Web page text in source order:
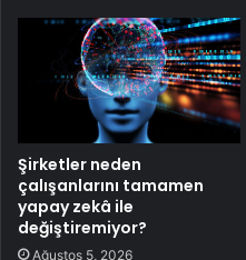
Şirketler neden
çalışanlarını tamamen
yapay zekâ ile
değiştiremiyor?
Ağustos 5, 2026